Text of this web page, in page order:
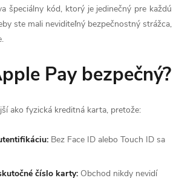
špeciálny kód, ktorý je jedinečný pre každú
ste mali neviditeľný bezpečnostný strážca,
Pay bezpečný?
ako fyzická kreditná karta, pretože:
Bez Face ID alebo Touch ID sa
číslo karty: Obchod nikdy nevidí